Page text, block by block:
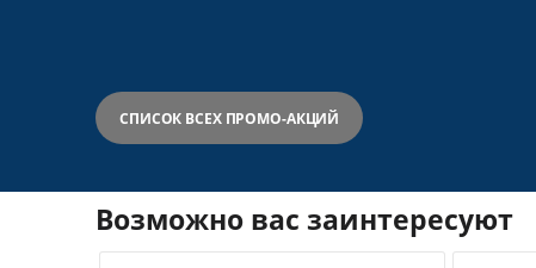
СПИСОК ВСЕХ ПРОМО-АКЦИЙ
Возможно вас заинтересуют